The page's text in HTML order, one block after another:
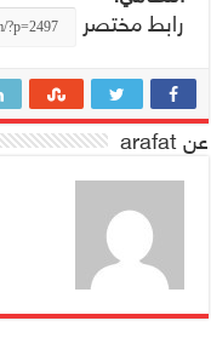
رابط مختصر
عن arafat